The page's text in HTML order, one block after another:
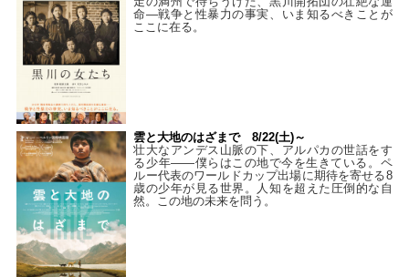
命―戦争と性暴力の事実、いま知るべきことが
ここに在る。
雲と大地のはざまで 8/22(土)～
壮大なアンデス山脈の下、アルパカの世話をす
る少年――僕らはこの地で今を生きている。ペ
ルー代表のワールドカップ出場に期待を寄せる8
歳の少年が見る世界。人知を超えた圧倒的な自
然。この地の未来を問う。